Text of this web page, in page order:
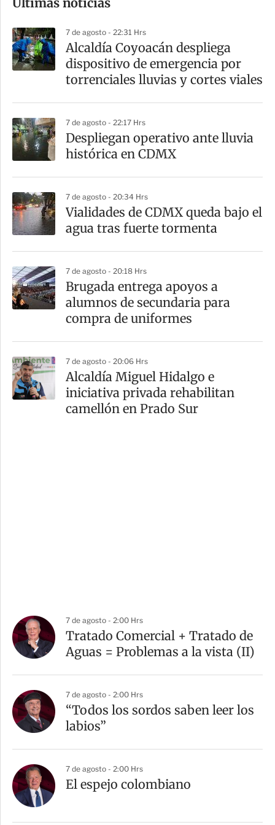
m
a
r
t
7 de agosto - 22:31 Hrs
Alcaldía Coyoacán despliega
dispositivo de emergencia por
torrenciales lluvias y cortes viales
7 de agosto - 22:17 Hrs
Despliegan operativo ante lluvia
histórica en CDMX
7 de agosto - 20:34 Hrs
Vialidades de CDMX queda bajo el
agua tras fuerte tormenta
7 de agosto - 20:18 Hrs
Brugada entrega apoyos a
alumnos de secundaria para
compra de uniformes
7 de agosto - 20:06 Hrs
Alcaldía Miguel Hidalgo e
iniciativa privada rehabilitan
camellón en Prado Sur
7 de agosto - 2:00 Hrs
Tratado Comercial + Tratado de
Aguas = Problemas a la vista (II)
7 de agosto - 2:00 Hrs
“Todos los sordos saben leer los
labios”
7 de agosto - 2:00 Hrs
El espejo colombiano